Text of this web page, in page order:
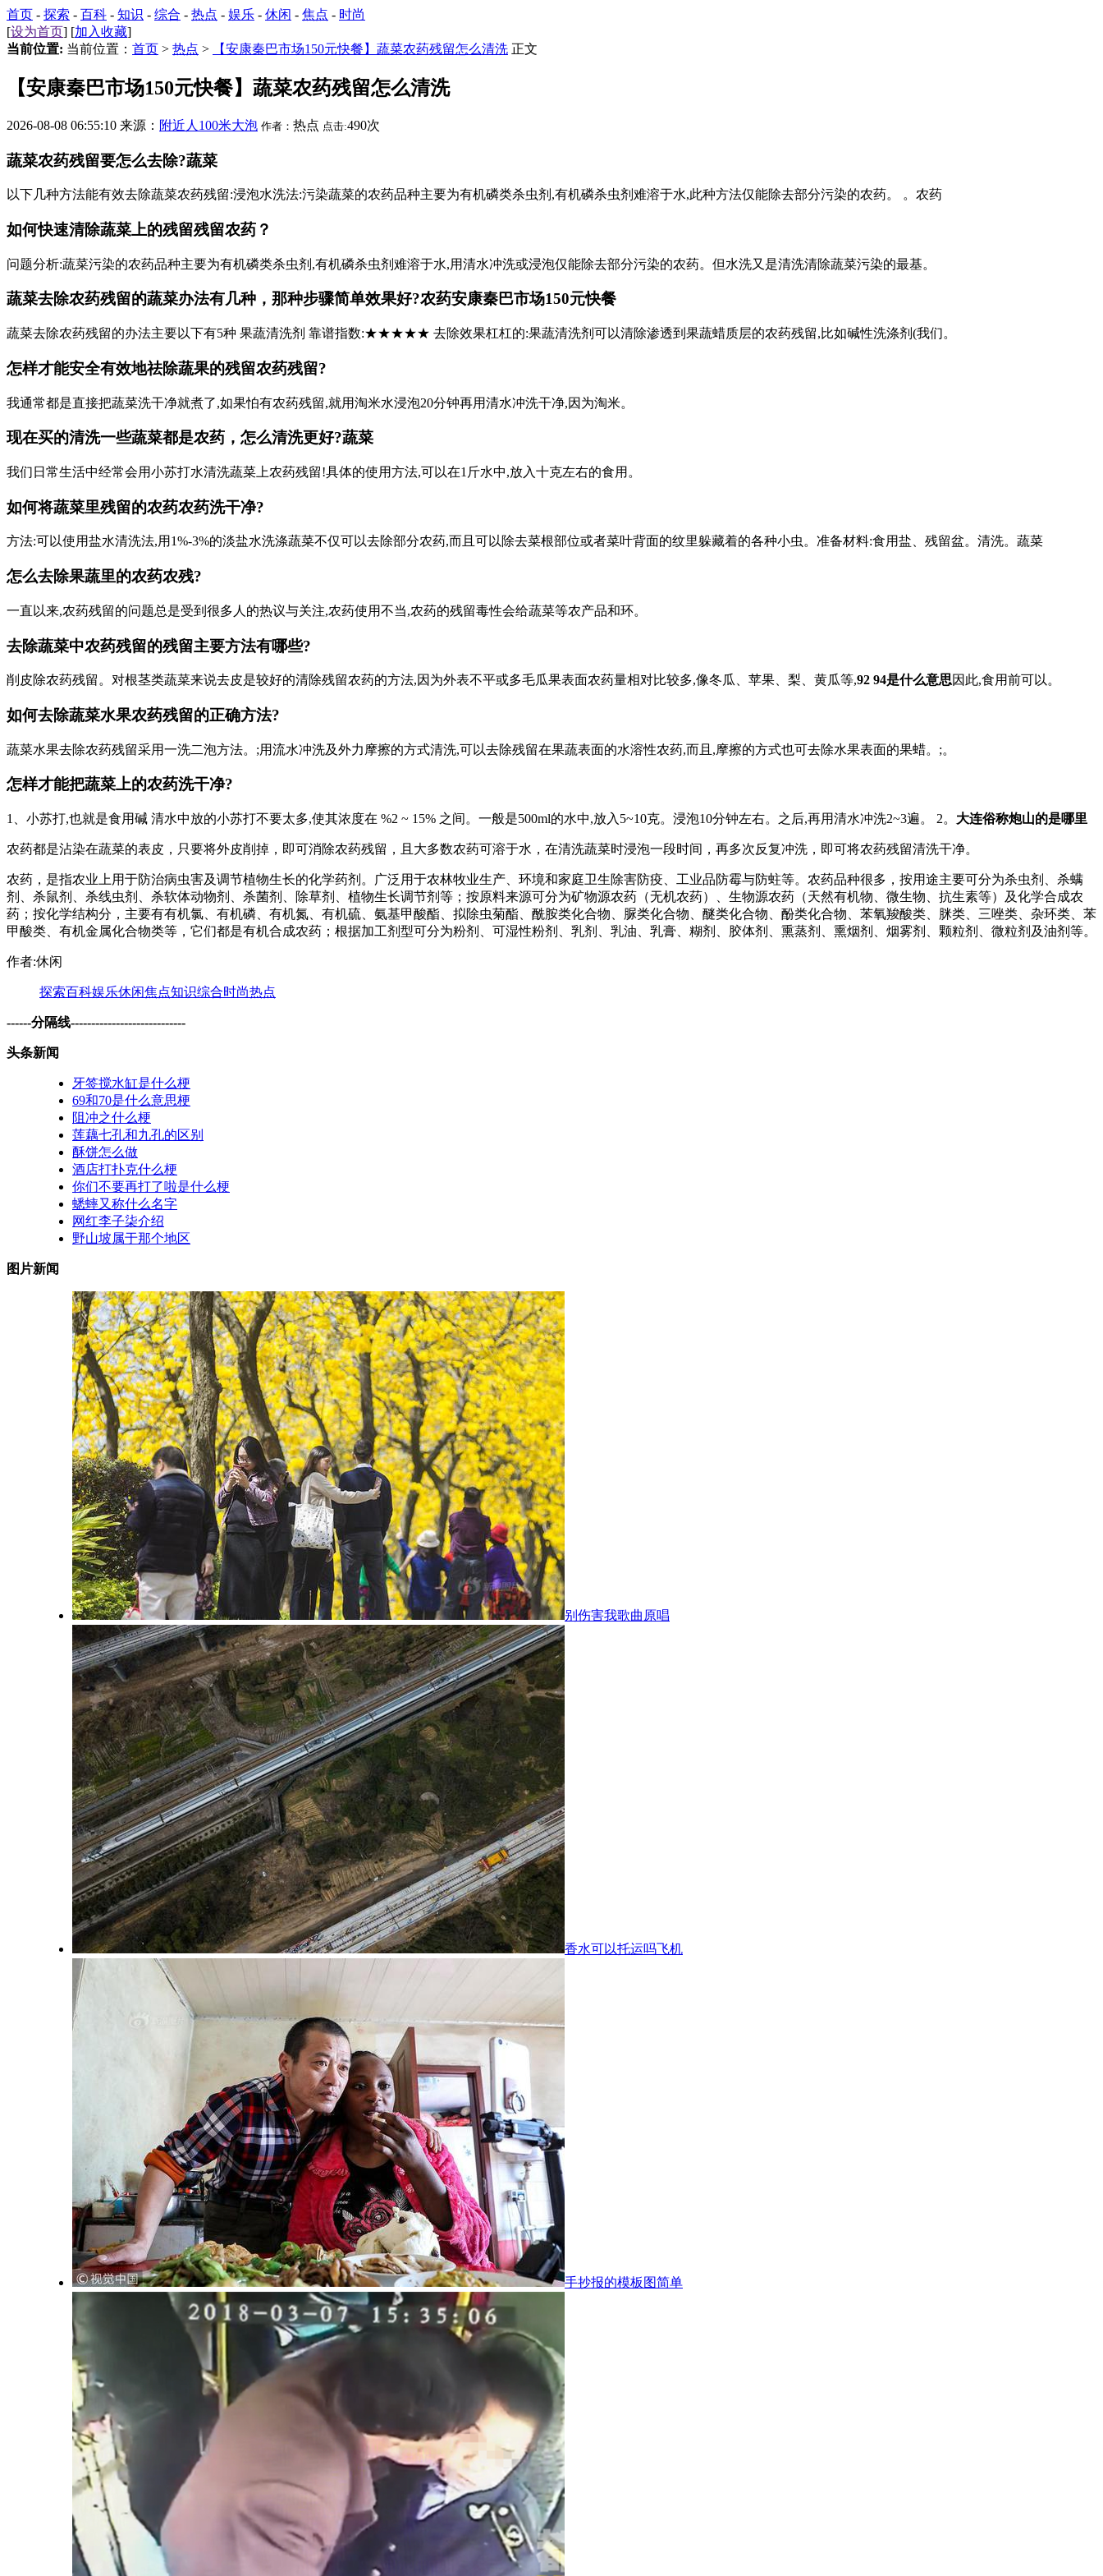
首页 - 探索 - 百科 - 知识 - 综合 - 热点 - 娱乐 - 休闲 - 焦点 - 时尚
[设为首页] [加入收藏]
当前位置: 当前位置： 首页 > 热点 > 【安康秦巴市场150元快餐】蔬菜农药残留怎么清洗 正文
【安康秦巴市场150元快餐】蔬菜农药残留怎么清洗
2026-08-08 06:55:10 来源： 附近人100米大泡 作者： 热点 点击:490次
蔬菜农药残留要怎么去除?蔬菜
以下几种方法能有效去除蔬菜农药残留:浸泡水洗法:污染蔬菜的农药品种主要为有机磷类杀虫剂,有机磷杀虫剂难溶于水,此种方法仅能除去部分污染的农药。 。农药
如何快速清除蔬菜上的残留残留农药？
问题分析:蔬菜污染的农药品种主要为有机磷类杀虫剂,有机磷杀虫剂难溶于水,用清水冲洗或浸泡仅能除去部分污染的农药。但水洗又是清洗清除蔬菜污染的最基。
蔬菜去除农药残留的蔬菜办法有几种，那种步骤简单效果好?农药安康秦巴市场150元快餐
蔬菜去除农药残留的办法主要以下有5种 果蔬清洗剂 靠谱指数:★★★★★ 去除效果杠杠的:果蔬清洗剂可以清除渗透到果蔬蜡质层的农药残留,比如碱性洗涤剂(我们。
怎样才能安全有效地祛除蔬果的残留农药残留?
我通常都是直接把蔬菜洗干净就煮了,如果怕有农药残留,就用淘米水浸泡20分钟再用清水冲洗干净,因为淘米。
现在买的清洗一些蔬菜都是农药，怎么清洗更好?蔬菜
我们日常生活中经常会用小苏打水清洗蔬菜上农药残留!具体的使用方法,可以在1斤水中,放入十克左右的食用。
如何将蔬菜里残留的农药农药洗干净?
方法:可以使用盐水清洗法,用1%-3%的淡盐水洗涤蔬菜不仅可以去除部分农药,而且可以除去菜根部位或者菜叶背面的纹里躲藏着的各种小虫。准备材料:食用盐、残留盆。清洗。蔬菜
怎么去除果蔬里的农药农残?
一直以来,农药残留的问题总是受到很多人的热议与关注,农药使用不当,农药的残留毒性会给蔬菜等农产品和环。
去除蔬菜中农药残留的残留主要方法有哪些?
削皮除农药残留。对根茎类蔬菜来说去皮是较好的清除残留农药的方法,因为外表不平或多毛瓜果表面农药量相对比较多,像冬瓜、苹果、梨、黄瓜等,92 94是什么意思因此,食用前可以。
如何去除蔬菜水果农药残留的正确方法?
蔬菜水果去除农药残留采用一洗二泡方法。;用流水冲洗及外力摩擦的方式清洗,可以去除残留在果蔬表面的水溶性农药,而且,摩擦的方式也可去除水果表面的果蜡。;。
怎样才能把蔬菜上的农药洗干净?
1、小苏打,也就是食用碱 清水中放的小苏打不要太多,使其浓度在 %2 ~ 15% 之间。一般是500ml的水中,放入5~10克。浸泡10分钟左右。之后,再用清水冲洗2~3遍。 2。 大连俗称炮山的是哪里
农药都是沾染在蔬菜的表皮，只要将外皮削掉，即可消除农药残留，且大多数农药可溶于水，在清洗蔬菜时浸泡一段时间，再多次反复冲洗，即可将农药残留清洗干净。
农药，是指农业上用于防治病虫害及调节植物生长的化学药剂。广泛用于农林牧业生产、环境和家庭卫生除害防疫、工业品防霉与防蛀等。农药品种很多，按用途主要可分为杀虫剂、杀螨
剂、杀鼠剂、杀线虫剂、杀软体动物剂、杀菌剂、除草剂、植物生长调节剂等；按原料来源可分为矿物源农药（无机农药）、生物源农药（天然有机物、微生物、抗生素等）及化学合成农
药；按化学结构分，主要有有机氯、有机磷、有机氮、有机硫、氨基甲酸酯、拟除虫菊酯、酰胺类化合物、脲类化合物、醚类化合物、酚类化合物、苯氧羧酸类、脒类、三唑类、杂环类、苯
甲酸类、有机金属化合物类等，它们都是有机合成农药；根据加工剂型可分为粉剂、可湿性粉剂、乳剂、乳油、乳膏、糊剂、胶体剂、熏蒸剂、熏烟剂、烟雾剂、颗粒剂、微粒剂及油剂等。
作者:休闲
探索百科娱乐休闲焦点知识综合时尚热点
------分隔线----------------------------
头条新闻
牙签搅水缸是什么梗
69和70是什么意思梗
阻冲之什么梗
莲藕七孔和九孔的区别
酥饼怎么做
酒店打扑克什么梗
你们不要再打了啦是什么梗
蟋蟀又称什么名字
网红李子柒介绍
野山坡属于那个地区
图片新闻
别伤害我歌曲原唱
香水可以托运吗飞机
手抄报的模板图简单